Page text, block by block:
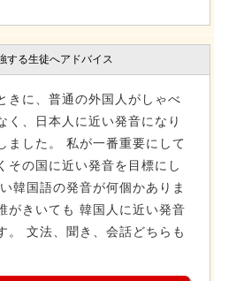
する生徒へアドバイス
きに、普通の外国人がしゃべ
く、日本人に近い発音になり
ました。 私が一番重要にして
その国に近い発音を目標にし
韓国語の発音が何個かありま
がきいても 韓国人に近い発音
。 文法、聞き、会話どちらも